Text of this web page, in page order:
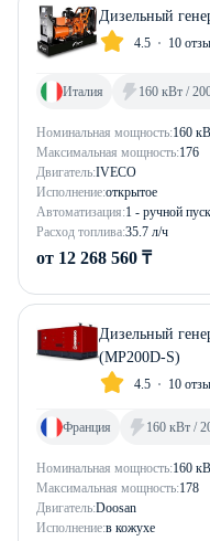
Дизельный
4.5 10
Номинальная мощность:160
Максимальная мощность:176
Двигатель:IVECO
Исполнение:открытое
Автоматизация:1 - ручной пуск
Расход топлива:35.7 л/ч
Италия 160 кВт /
от 12 268 560 ₸
Дизельный
(MP200D-S)
4.5 10
Номинальная мощность:160
Максимальная мощность:178
Двигатель:Doosan
Исполнение:в кожухе
Франция 160 кВт /